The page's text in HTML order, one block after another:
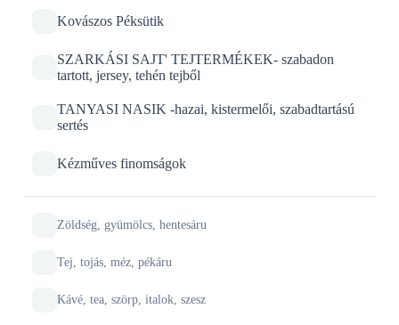
Kovászos Péksütik
SZARKÁSI SAJT' TEJTERMÉKEK- szabadon
tartott, jersey, tehén tejből
TANYASI NASIK -hazai, kistermelői, szabadtartású
sertés
Kézműves finomságok
Zöldség, gyümölcs, hentesáru
Tej, tojás, méz, pékáru
Kávé, tea, szörp, italok, szesz